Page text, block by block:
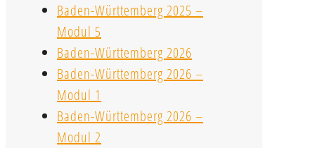
Baden-Württemberg 2025 –
Modul 5
Baden-Württemberg 2026
Baden-Württemberg 2026 –
Modul 1
Baden-Württemberg 2026 –
Modul 2